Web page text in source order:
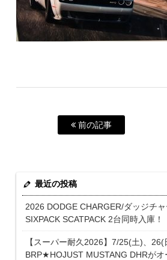
前の記事
最近の投稿
2026 DODGE CHARGER/ダッジチ
SIXPACK SCATPACK 2台同時入庫！
【スーパー耐久2026】7/25(土)、
BRP★HOJUST MUSTANG DHRがオ